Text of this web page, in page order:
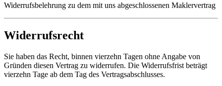
Widerrufsbelehrung zu dem mit uns abgeschlossenen Maklervertrag
Widerrufsrecht
Sie haben das Recht, binnen vierzehn Tagen ohne Angabe von
Gründen diesen Vertrag zu widerrufen. Die Widerrufsfrist beträgt
vierzehn Tage ab dem Tag des Vertragsabschlusses.